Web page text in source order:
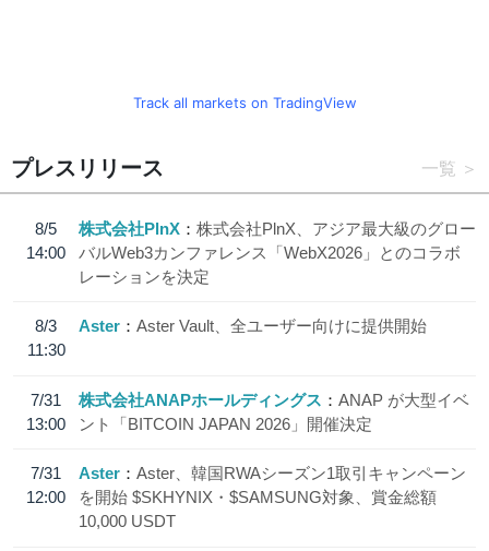
Track all markets on TradingView
プレスリリース 一覧
8/5
14:00
株式会社PlnX
株式会社PlnX、アジア最大級のグロー
バルWeb3カンファレンス「WebX2026」とのコラボ
レーションを決定
8/3
11:30
Aster Aster Vault、全ユーザー向けに提供開始
7/31
13:00
株式会社ANAPホールディングス
ANAP が大型イベ
ント「BITCOIN JAPAN 2026」開催決定
7/31
12:00
Aster
Aster、韓国RWAシーズン1取引キャンペーン
を開始 $SKHYNIX・$SAMSUNG対象、賞金総額
10,000 USDT